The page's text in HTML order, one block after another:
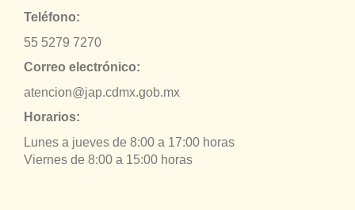
Teléfono:
55 5279 7270
Correo electrónico:
atencion@jap.cdmx.gob.mx
Horarios:
Lunes a jueves de 8:00 a 17:00 horas
Viernes de 8:00 a 15:00 horas